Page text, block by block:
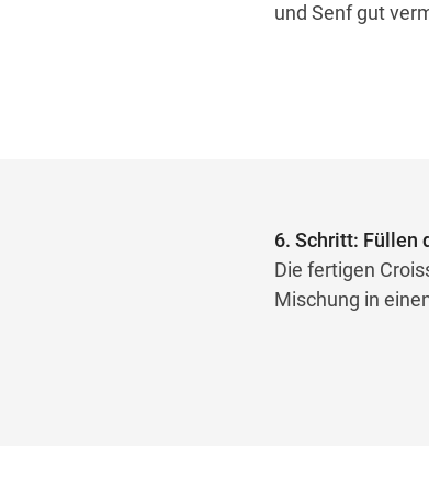
und Senf gut
6. Schritt: Füllen
Die fertigen
Mischung in